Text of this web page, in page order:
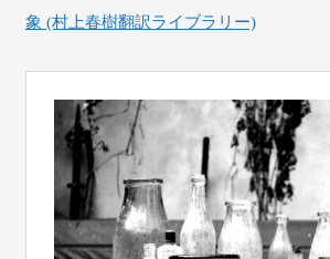
象 (村上春樹翻訳ライブラリー)